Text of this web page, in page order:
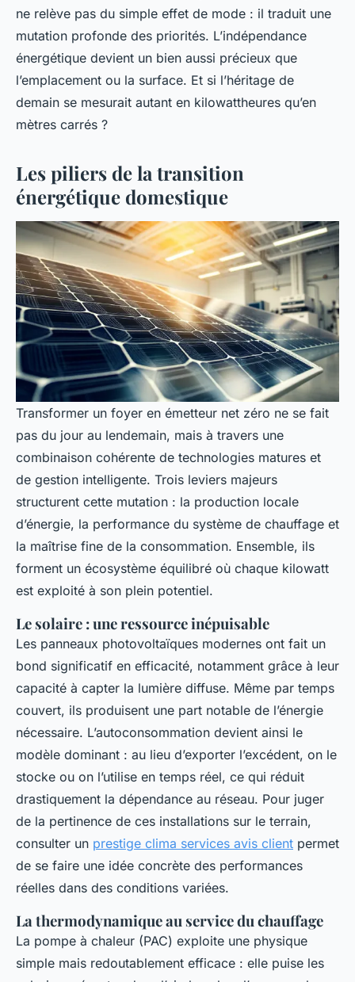
ne relève pas du simple effet de mode : il traduit une
mutation profonde des priorités. L’indépendance
énergétique devient un bien aussi précieux que
l’emplacement ou la surface. Et si l’héritage de
demain se mesurait autant en kilowattheures qu’en
mètres carrés ?
Les piliers de la transition
énergétique domestique
Transformer un foyer en émetteur net zéro ne se fait
pas du jour au lendemain, mais à travers une
combinaison cohérente de technologies matures et
de gestion intelligente. Trois leviers majeurs
structurent cette mutation : la production locale
d’énergie, la performance du système de chauffage et
la maîtrise fine de la consommation. Ensemble, ils
forment un écosystème équilibré où chaque kilowatt
est exploité à son plein potentiel.
Le solaire : une ressource inépuisable
Les panneaux photovoltaïques modernes ont fait un
bond significatif en efficacité, notamment grâce à leur
capacité à capter la lumière diffuse. Même par temps
couvert, ils produisent une part notable de l’énergie
nécessaire. L’autoconsommation devient ainsi le
modèle dominant : au lieu d’exporter l’excédent, on le
stocke ou on l’utilise en temps réel, ce qui réduit
drastiquement la dépendance au réseau. Pour juger
de la pertinence de ces installations sur le terrain,
consulter un prestige clima services avis client permet
de se faire une idée concrète des performances
réelles dans des conditions variées.
La thermodynamique au service du chauffage
La pompe à chaleur (PAC) exploite une physique
simple mais redoutablement efficace : elle puise les